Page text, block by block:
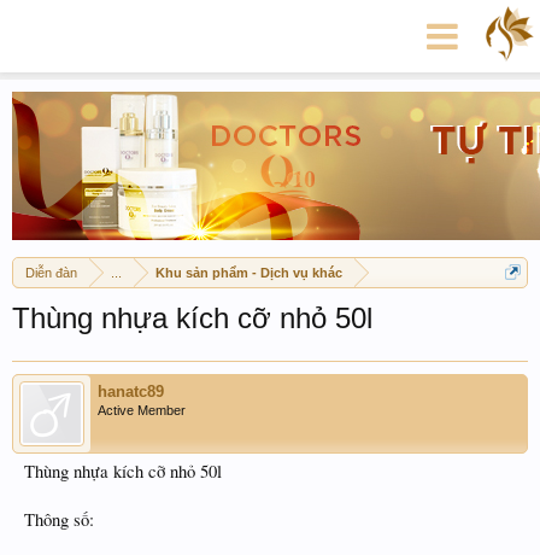
Diễn đàn Khu sản phẩm - Dịch vụ khác
Thùng nhựa kích cỡ nhỏ 50l
hanatc89
Active Member
Thùng nhựa kích cỡ nhỏ 50l
Thông số: